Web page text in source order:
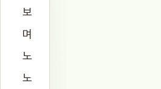
보
며
노
노